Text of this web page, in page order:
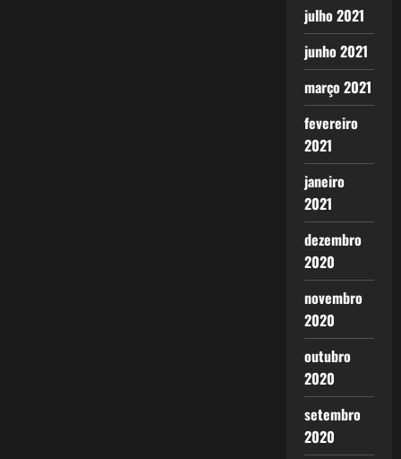
julho 2021
junho 2021
março 2021
fevereiro
2021
janeiro
2021
dezembro
2020
novembro
2020
outubro
2020
setembro
2020